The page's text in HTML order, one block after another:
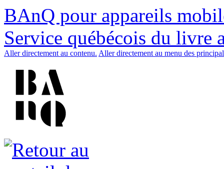
BAnQ pour appareils
Service québécois du livre
Aller directement au contenu. Aller directement au menu des